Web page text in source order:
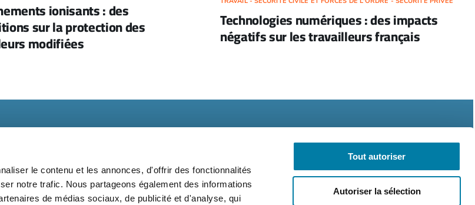
le contenu et les annonces, d'offrir des fonctionnalités
notre trafic. Nous partageons également des informations
de médias sociaux, de publicité et d'analyse, qui
Tout autoriser
Autoriser la sélection
ionisants : des
sur la protection des
modifiées
Technologies numériques : des impacts
négatifs sur les travailleurs français
Nos partenaires Qui sommes-nous ? Mentions légales